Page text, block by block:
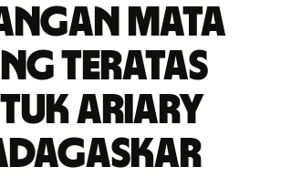
mata
teratas
ariary